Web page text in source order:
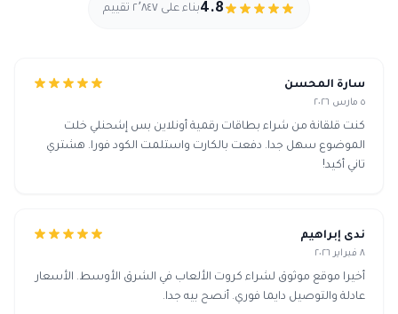
4.8بناء على ٢٬٨٤٧ تقييم
سارة المحسن
٥ مارس ٢٠٢٦
كنت قلقانة من شراء بطاقات رقمية أونلاين بس إشحنلي خلت
الموضوع سهل جدا. دفعت بالكارت واستلمت الكود فورا. هشتري
تاني أكيد!
ندى إبراهيم
٨ فبراير ٢٠٢٦
أخيرا موقع موثوق لشراء كروت الألعاب في الشرق الأوسط. الأسعار
عادلة والتوصيل دايما فوري. أنصح بيه جدا.